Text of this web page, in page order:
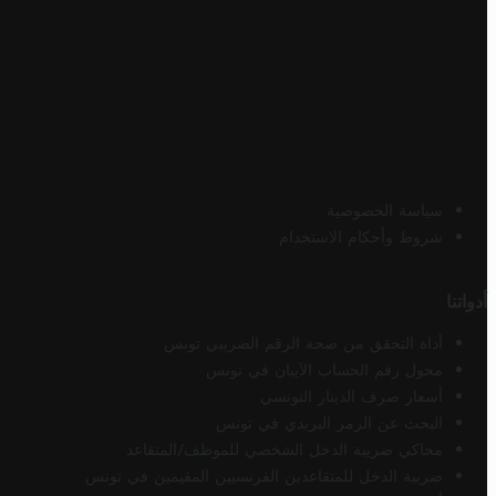
سياسة الخصوصية
شروط وأحكام الاستخدام
أدواتنا
أداة التحقق من صحة الرقم الضريبي تونس
محول رقم الحساب الآيبان في تونس
أسعار صرف الدينار التونسي
البحث عن الرمز البريدي في تونس
محاكي ضريبة الدخل الشخصي للموظف/المتقاعد
ضريبة الدخل للمتقاعدين الفرنسيين المقيمين في تونس